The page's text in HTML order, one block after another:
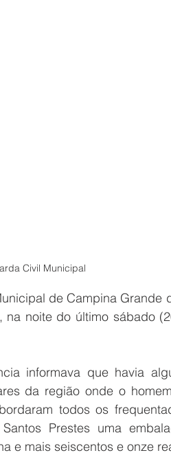
Civil Municipal
de Campina Grande
noite do último sábado
informava que havia
da região onde o
todos os
Prestes uma
e mais seiscentos e onze